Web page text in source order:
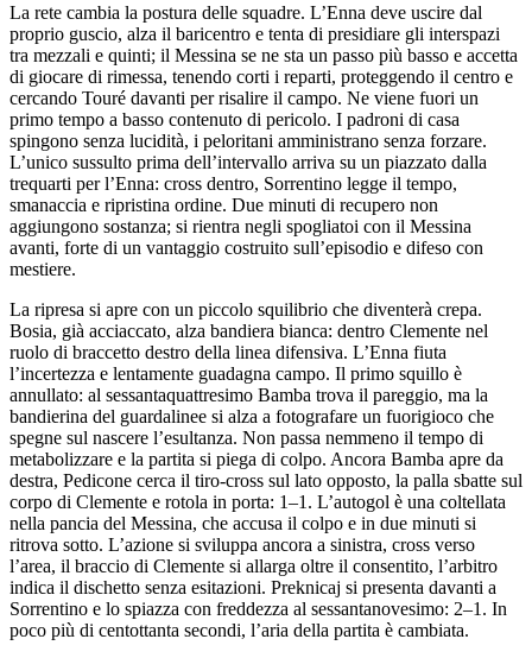
La rete cambia la postura delle squadre. L’Enna deve uscire dal
proprio guscio, alza il baricentro e tenta di presidiare gli interspazi
tra mezzali e quinti; il Messina se ne sta un passo più basso e accetta
di giocare di rimessa, tenendo corti i reparti, proteggendo il centro e
cercando Touré davanti per risalire il campo. Ne viene fuori un
primo tempo a basso contenuto di pericolo. I padroni di casa
spingono senza lucidità, i peloritani amministrano senza forzare.
L’unico sussulto prima dell’intervallo arriva su un piazzato dalla
trequarti per l’Enna: cross dentro, Sorrentino legge il tempo,
smanaccia e ripristina ordine. Due minuti di recupero non
aggiungono sostanza; si rientra negli spogliatoi con il Messina
avanti, forte di un vantaggio costruito sull’episodio e difeso con
mestiere.
La ripresa si apre con un piccolo squilibrio che diventerà crepa.
Bosia, già acciaccato, alza bandiera bianca: dentro Clemente nel
ruolo di braccetto destro della linea difensiva. L’Enna fiuta
l’incertezza e lentamente guadagna campo. Il primo squillo è
annullato: al sessantaquattresimo Bamba trova il pareggio, ma la
bandierina del guardalinee si alza a fotografare un fuorigioco che
spegne sul nascere l’esultanza. Non passa nemmeno il tempo di
metabolizzare e la partita si piega di colpo. Ancora Bamba apre da
destra, Pedicone cerca il tiro-cross sul lato opposto, la palla sbatte sul
corpo di Clemente e rotola in porta: 1–1. L’autogol è una coltellata
nella pancia del Messina, che accusa il colpo e in due minuti si
ritrova sotto. L’azione si sviluppa ancora a sinistra, cross verso
l’area, il braccio di Clemente si allarga oltre il consentito, l’arbitro
indica il dischetto senza esitazioni. Preknicaj si presenta davanti a
Sorrentino e lo spiazza con freddezza al sessantanovesimo: 2–1. In
poco più di centottanta secondi, l’aria della partita è cambiata.